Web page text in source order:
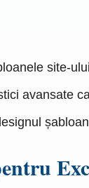
site-
avansate